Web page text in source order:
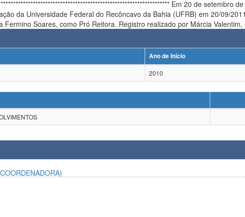
Em 20 de setembro de 2011, fomos informamos sobre a saída, do Cargo de Pró-Reitor de
da Universidade Federal do Recôncavo da Bahia (UFRB) em 20/09/
Fermino Soares, como Pró Reitora. Registro realizado por Márcia
Ano de Início
2010